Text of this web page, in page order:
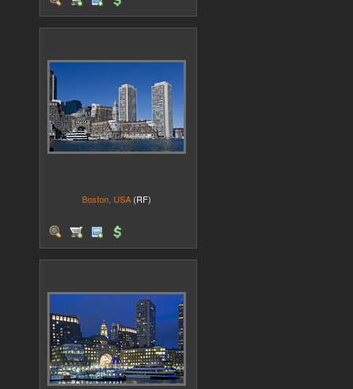
Boston, USA (RF)